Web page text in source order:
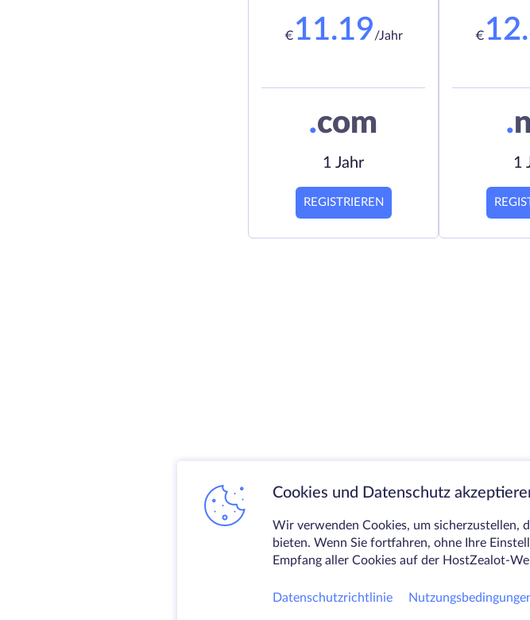
€ 11.19/Jahr
.com
1 Jahr
REGISTRIEREN
€
.
1
Cookies und Datenschutz
Wir verwenden Cookies, um sicherzustellen,
bieten. Wenn Sie fortfahren, ohne Ihre
Empfang aller Cookies auf der HostZealot-
Datenschutzrichtlinie